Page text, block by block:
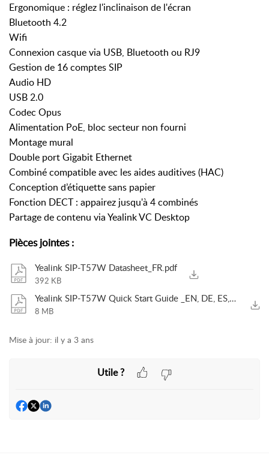
Ergonomique : réglez l'inclinaison de l'écran
Bluetooth 4.2
Wifi
Connexion casque via USB, Bluetooth ou RJ9
Gestion de 16 comptes SIP
Audio HD
USB 2.0
Codec Opus
Alimentation PoE, bloc secteur non fourni
Montage mural
Double port Gigabit Ethernet
Combiné compatible avec les aides auditives (HAC)
Conception d’étiquette sans papier
Fonction DECT : appairez jusqu'à 4 combinés
Partage de contenu via Yealink VC Desktop
Pièces jointes:
Yealink SIP-T57W Datasheet_FR.pdf
392 KB
Yealink SIP-T57W Quick Start Guide _EN, DE, ES, FR_ V86.46.pdf
8 MB
Mise à jour: il y a 3 ans
Utile ?